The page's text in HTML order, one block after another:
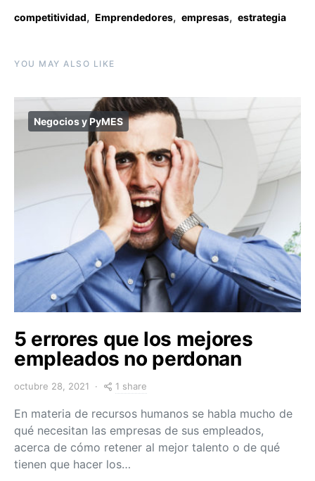
competitividad, Emprendedores, empresas, estrategia
YOU MAY ALSO LIKE
Negocios y PyMES
5 errores que los mejores
empleados no perdonan
octubre 28, 2021 1 share
En materia de recursos humanos se habla mucho de
qué necesitan las empresas de sus empleados,
acerca de cómo retener al mejor talento o de qué
tienen que hacer los…